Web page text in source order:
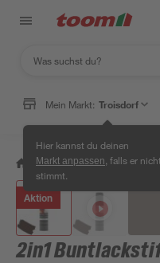
Mein Markt: Troisdorf
Hier kannst du deinen
Markt anpassen , falls er nicht
stimmt.
/ Bauen & Renovieren /
Aktion
2in1